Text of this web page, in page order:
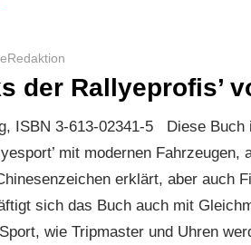
eRedaktion
der Rallyeprofis’
ISBN 3-613-02341-5 Diese
mit modernen
erklärt, aber auch
sich das Buch auch mit
wie Tripmaster und Uhren